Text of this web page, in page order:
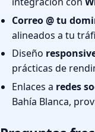
Correo @ tu
alineados a tu
Diseño
prácticas de
Enlaces a redes
Bahía Blanca,